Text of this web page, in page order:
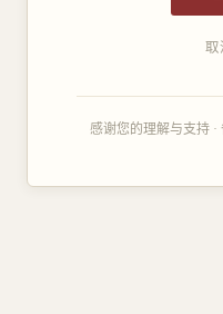
取
感谢您的理解与支持